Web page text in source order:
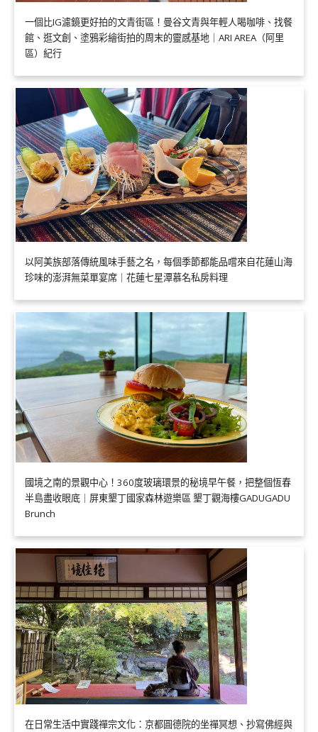
一個比IG濾鏡更好拍的文青街區！曼谷文青與年輕人喝咖啡、找餐
館、逛文創、塗鴉彩繪街拍的周末的靈感基地｜ARI AREA（阿里
區）紀行
以阿美族部落傳統風味手藝之名，每個季節都能品嚐來自花蓮山海
珍味的澎湃無菜單宴席｜花蓮七星潭慕名私房料理
國境之南的景觀中心！360度玻璃環景的秘境早午餐，把整個恆春
半島盡收眼底｜屏東墾丁國家森林遊樂區 墾丁觀海樓GADUGADU
Brunch
在日常生活中實踐禪宗文化：京都圓德院的坐禪冥想、抄寫佛經與